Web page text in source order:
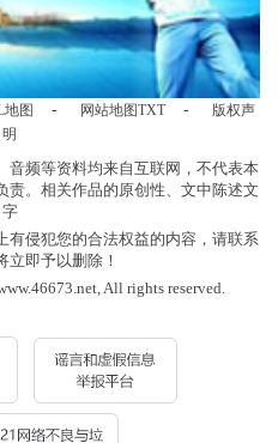
图 - 网站地图TXT -
版权声
明
音频等资料均来自互联网，不代表本
责。相关作品的原创性、文中陈述文
字
有侵犯您的合法权益的内容，请联系
立即予以删除！
All rights reserved.